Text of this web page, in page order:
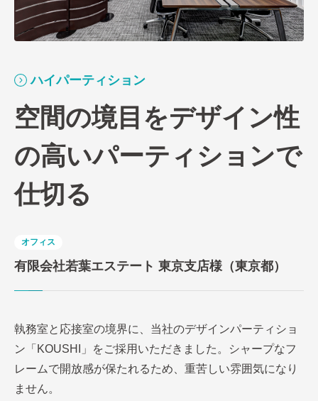
ハイパーティション
空間の境目をデザイン性
の高いパーティションで
仕切る
オフィス
有限会社若葉エステート 東京支店様（東京都）
執務室と応接室の境界に、当社のデザインパーティショ
ン「KOUSHI」をご採用いただきました。シャープなフ
レームで開放感が保たれるため、重苦しい雰囲気になり
ません。